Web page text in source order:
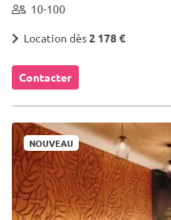
10-100
Location dès2 178 €
Contacter
NOUVEAU